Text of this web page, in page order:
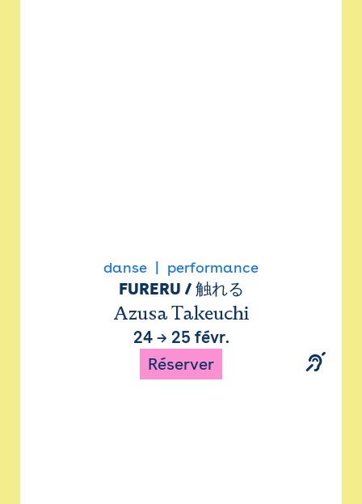
danse performance
FURERU / 触れる
Azusa Takeuchi
24→ 25 févr.
Réserver